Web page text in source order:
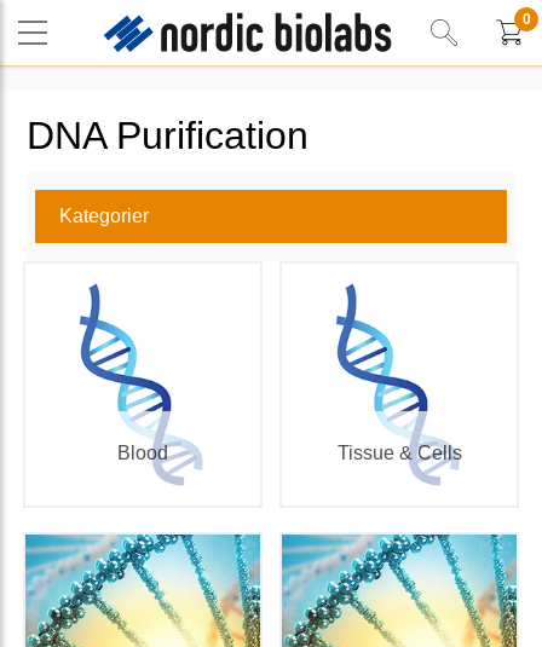
0
DNA Purification
Kategorier
Blood Tissue & Cells